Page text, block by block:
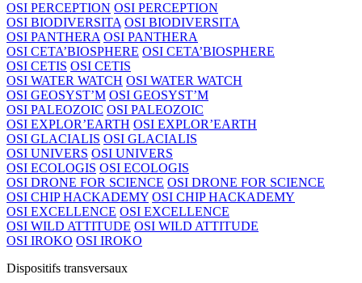
OSI PERCEPTION OSI PERCEPTION
OSI BIODIVERSITA OSI BIODIVERSITA
OSI PANTHERA OSI PANTHERA
OSI CETA’BIOSPHERE OSI CETA’BIOSPHERE
OSI CETIS OSI CETIS
OSI WATER WATCH OSI WATER WATCH
OSI GEOSYST’M OSI GEOSYST’M
OSI PALEOZOIC OSI PALEOZOIC
OSI EXPLOR’EARTH OSI EXPLOR’EARTH
OSI GLACIALIS OSI GLACIALIS
OSI UNIVERS OSI UNIVERS
OSI ECOLOGIS OSI ECOLOGIS
OSI DRONE FOR SCIENCE OSI DRONE FOR SCIENCE
OSI CHIP HACKADEMY OSI CHIP HACKADEMY
OSI EXCELLENCE OSI EXCELLENCE
OSI WILD ATTITUDE OSI WILD ATTITUDE
OSI IROKO OSI IROKO
Dispositifs transversaux